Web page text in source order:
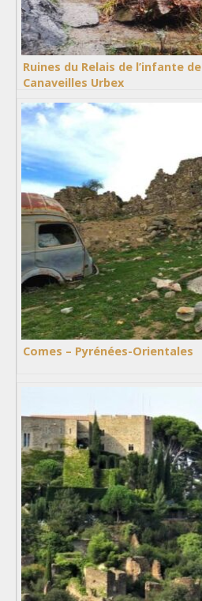
Ruines du Relais de l’infante de
Canaveilles Urbex
Comes – Pyrénées-Orientales